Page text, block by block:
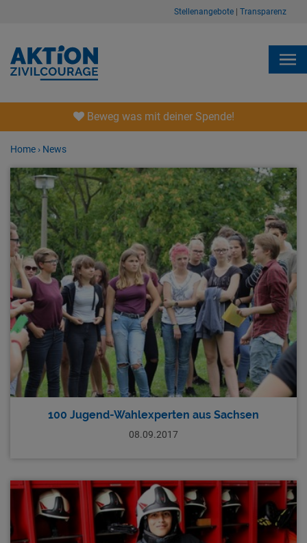
Stellenangebote Transparenz
Beweg was mit deiner Spende!
Home › News
100 Jugend-Wahlexperten aus Sachsen
08.09.2017